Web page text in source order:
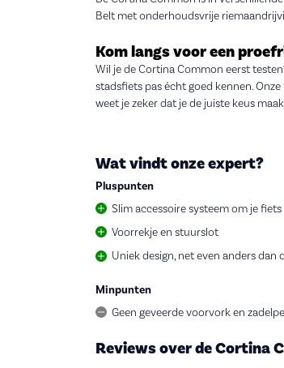
Belt met onderhoudsvrije
Kom langs voor een
Wil je de Cortina Common eerst
stadsfiets pas écht goed kennen.
weet je zeker dat je de juiste keus
Wat vindt onze expert?
Pluspunten
Slim accessoire systeem om je
Voorrekje en stuurslot
Uniek design, net even anders dan
Minpunten
Geen geveerde voorvork en
Reviews over de Cortina